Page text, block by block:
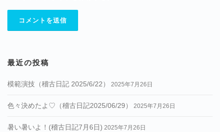
最近の投稿
模範演技（稽古日記 2025/6/22） 2025年7月26日
色々決めたよ♡（稽古日記2025/06/29） 2025年7月26日
暑い暑いよ！(稽古日記7月6日) 2025年7月26日